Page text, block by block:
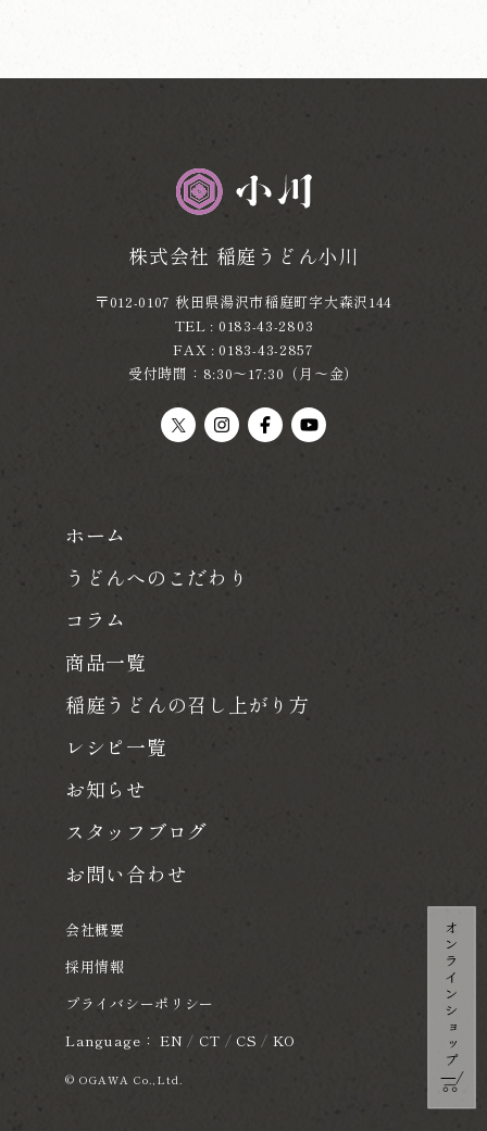
株式会社 稲庭うどん小川
〒012-0107 秋田県湯沢市稲庭町字大森沢144
TEL : 0183-43-2803
FAX : 0183-43-2857
受付時間：8:30～17:30（月～金）
ホーム
うどんへのこだわり
コラム
商品一覧
稲庭うどんの召し上がり方
レシピ一覧
お知らせ
スタッフブログ
お問い合わせ
会社概要
採用情報
プライバシーポリシー
Language： EN / CT / CS / KO
© OGAWA Co.,Ltd.